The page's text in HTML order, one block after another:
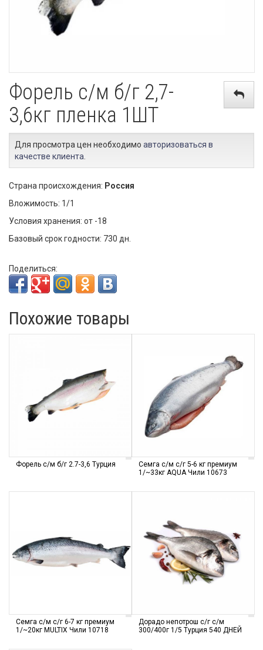
Форель с/м б/г 2,7-
3,6кг пленка 1ШТ
Для просмотра цен необходимо авторизоваться в
качестве клиента
Страна происхождения: Россия
Вложимость: 1/1
Условия хранения: от -18
Базовый срок годности: 730 дн.
Поделиться:
Похожие товары
Форель с/м б/г 2.7-3,6 Турция
Семга с/м с/г 5-6 кг премиум
1/~33кг AQUA Чили 10673
Семга с/м с/г 6-7 кг премиум
1/~20кг MULTIX Чили 10718
Дорадо непотрош с/г с/м
300/400г 1/5 Турция 540 ДНЕЙ